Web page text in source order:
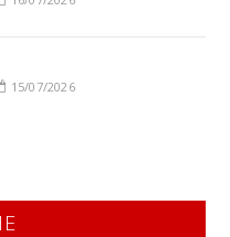
15/07/2026